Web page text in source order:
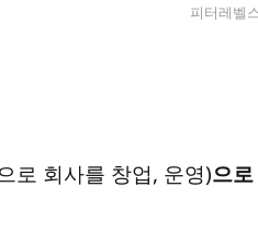
피터레벨
로 회사를 창업, 운영)으